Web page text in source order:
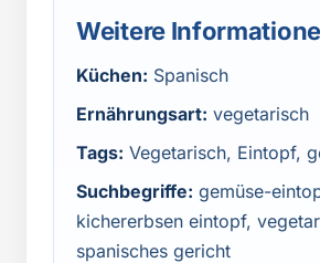
Weitere
Küchen: Spanisch
Ernährungsart: vegetarisch
Tags: Vegetarisch, Eintopf,
Suchbegriffe: gemüse-
kichererbsen eintopf,
spanisches gericht